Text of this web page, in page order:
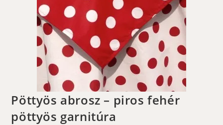
Pöttyös abrosz – piros fehér
pöttyös garnitúra